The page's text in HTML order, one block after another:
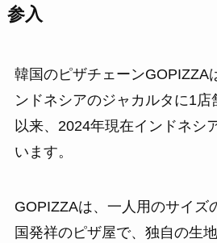
参入
韓国のピザチェーンGOPIZZA
ンドネシアのジャカルタに1店
以来、2024年現在インドネシ
います。
GOPIZZAは、一人用のサイズ
国発祥のピザ屋で、独自の生